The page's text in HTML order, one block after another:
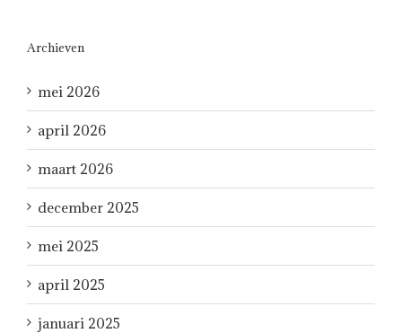
Archieven
mei 2026
april 2026
maart 2026
december 2025
mei 2025
april 2025
januari 2025